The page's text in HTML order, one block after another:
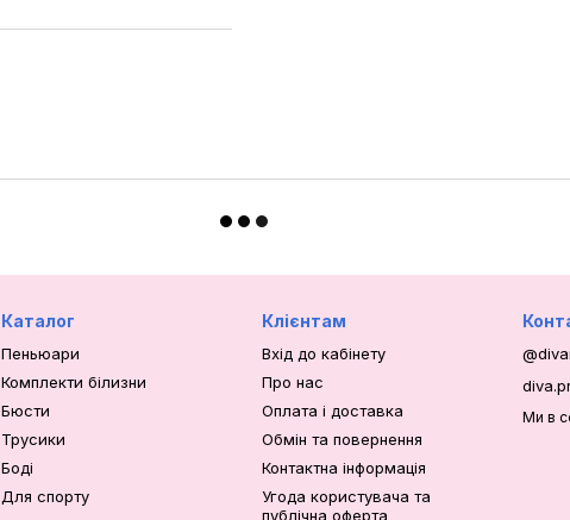
Каталог
Пеньюари
Комплекти білизни
Бюсти
Трусики
Боді
Для спорту
Клієнтам
Вхід до кабінету
Про нас
Оплата і доставка
Обмін та повернення
Контактна інформація
Угода користувача та
публічна оферта
Ми в